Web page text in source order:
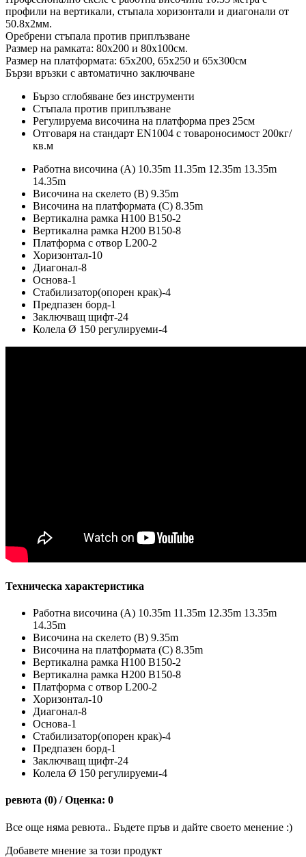
профили на вертикали, стъпала хоризонтали и диагонали от
50.8х2мм.
Оребрени стъпала против приплъзване
Размер на рамката: 80х200 и 80х100см.
Размер на платформата: 65х200, 65х250 и 65х300см
Бързи връзки с автоматично заключване
Бързо сглобяване без инструменти
Стъпала против приплъзване
Регулируема височина на платформа през 25см
Отговаря на стандарт EN1004 с товароносимост 200кг/
кв.м
Работна височина (А) 10.35m 11.35m 12.35m 13.35m
14.35m
Височина на скелето (B) 9.35m
Височина на платформата (C) 8.35m
Вертикална рамка H100 B150-2
Вертикална рамка H200 B150-8
Платформа с отвор L200-2
Хоризонтал-10
Диагонал-8
Основа-1
Стабилизатор(опорен крак)-4
Предпазен борд-1
Заключващ щифт-24
Колела Ø 150 регулируеми-4
Техническа характеристика
Работна височина (А) 10.35m 11.35m 12.35m 13.35m
14.35m
Височина на скелето (B) 9.35m
Височина на платформата (C) 8.35m
Вертикална рамка H100 B150-2
Вертикална рамка H200 B150-8
Платформа с отвор L200-2
Хоризонтал-10
Диагонал-8
Основа-1
Стабилизатор(опорен крак)-4
Предпазен борд-1
Заключващ щифт-24
Колела Ø 150 регулируеми-4
ревюта (0) / Оценка: 0
Все още няма ревюта.. Бъдете пръв и дайте своето менение :)
Добавете мнение за този продукт